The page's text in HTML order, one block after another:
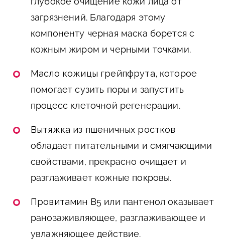
загрязнений. Благодаря этому
компоненту черная маска борется с
кожным жиром и черными точками.
Масло кожицы грейпфрута, которое
помогает сузить поры и запустить
процесс клеточной регенерации.
Вытяжка из пшеничных ростков
обладает питательными и смягчающими
свойствами, прекрасно очищает и
разглаживает кожные покровы.
Провитамин В5 или пантенол оказывает
ранозаживляющее, разглаживающее и
увлажняющее действие.